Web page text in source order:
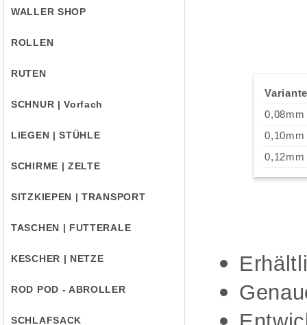
WALLER SHOP
ROLLEN
RUTEN
SCHNUR | Vorfach
LIEGEN | STÜHLE
SCHIRME | ZELTE
SITZKIEPEN | TRANSPORT
TASCHEN | FUTTERALE
KESCHER | NETZE
ROD POD - ABROLLER
SCHLAFSACK
0,08mm
0,10mm
0,12mm